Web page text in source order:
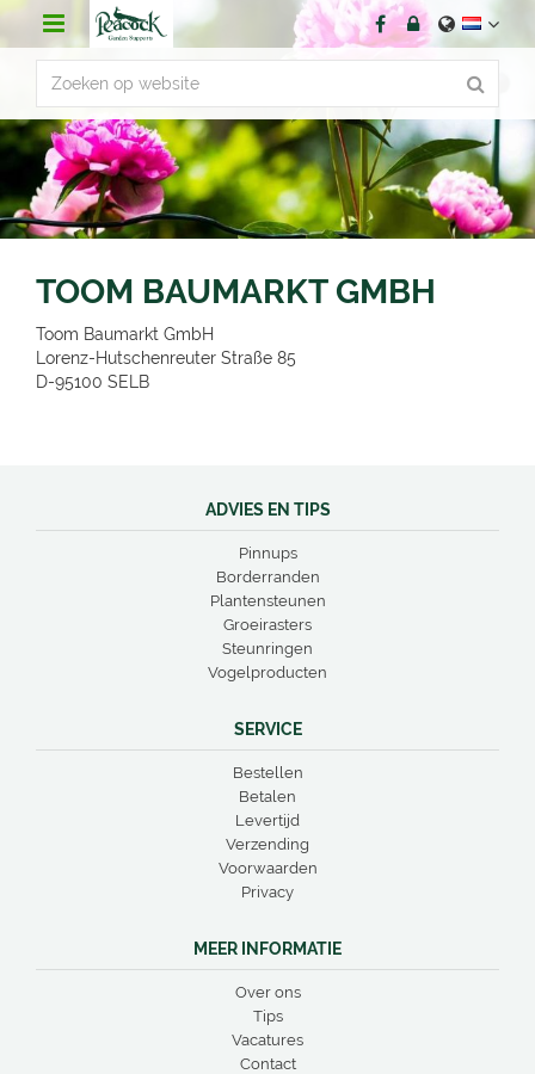
r
n
t
TOOM BAUMARKT GMBH
Toom Baumarkt GmbH
Lorenz-Hutschenreuter Straße 85
D-95100 SELB
ADVIES EN TIPS
Pinnups
Borderranden
Plantensteunen
Groeirasters
Steunringen
Vogelproducten
SERVICE
Bestellen
Betalen
Levertijd
Verzending
Voorwaarden
Privacy
MEER INFORMATIE
Over ons
Tips
Vacatures
Contact